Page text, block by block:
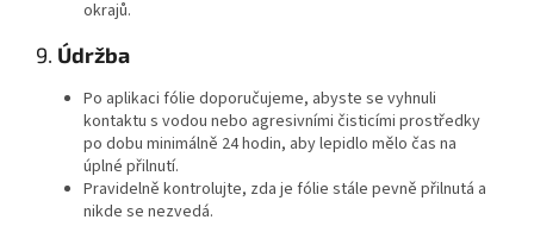
okrajů.
9. Údržba
Po aplikaci fólie doporučujeme, abyste se vyhnuli
kontaktu s vodou nebo agresivními čisticími prostředky
po dobu minimálně 24 hodin, aby lepidlo mělo čas na
úplné přilnutí.
Pravidelně kontrolujte, zda je fólie stále pevně přilnutá a
nikde se nezvedá.